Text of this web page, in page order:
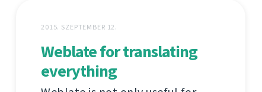
2015. SZEPTEMBER 12.
Weblate for translating
everything